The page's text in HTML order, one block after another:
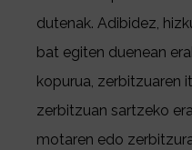
dutenak. Adibidez,
bat egiten duenean
kopurua, zerbitzuaren
zerbitzuan sartzeko
motaren edo